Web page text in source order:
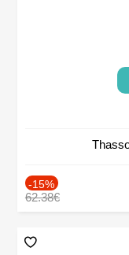
-15%
62.38€